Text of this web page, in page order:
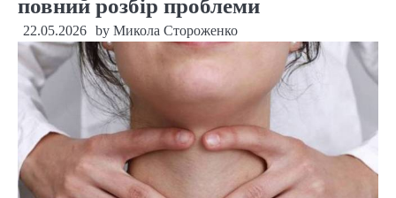
повний розбір проблеми
22.05.2026 by Микола Стороженко